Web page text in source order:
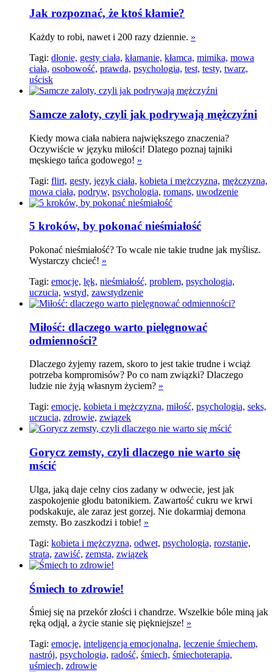
Jak rozpoznać, że ktoś kłamie?
Każdy to robi, nawet i 200 razy dziennie. »
Tagi: dłonie, gesty ciała, kłamanie, kłamca, mimika, mowa
ciała, osobowość, prawda, psychologia, test, testy, twarz,
uścisk
Samcze zaloty, czyli jak podrywają mężczyźni
Kiedy mowa ciała nabiera największego znaczenia?
Oczywiście w języku miłości! Dlatego poznaj tajniki
męskiego tańca godowego! »
Tagi: flirt, gesty, język ciała, kobieta i mężczyzna, mężczyzna,
mowa ciała, podryw, psychologia, romans, uwodzenie
5 kroków, by pokonać nieśmiałość
Pokonać nieśmiałość? To wcale nie takie trudne jak myślisz.
Wystarczy chcieć! »
Tagi: emocje, lęk, nieśmiałość, problem, psychologia,
uczucia, wstyd, zawstydzenie
Miłość: dlaczego warto pielęgnować
odmienności?
Dlaczego żyjemy razem, skoro to jest takie trudne i wciąż
potrzeba kompromisów? Po co nam związki? Dlaczego
ludzie nie żyją własnym życiem? »
Tagi: emocje, kobieta i mężczyzna, miłość, psychologia, seks,
uczucia, zdrowie, związek
Gorycz zemsty, czyli dlaczego nie warto się
mścić
Ulga, jaką daje celny cios zadany w odwecie, jest jak
zaspokojenie głodu batonikiem. Zawartość cukru we krwi
podskakuje, ale zaraz jest gorzej. Nie dokarmiaj demona
zemsty. Bo zaszkodzi i tobie! »
Tagi: kobieta i mężczyzna, odwet, psychologia, rozstanie,
strata, zawiść, zemsta, związek
Śmiech to zdrowie!
Śmiej się na przekór złości i chandrze. Wszelkie bóle miną jak
ręką odjął, a życie stanie się piękniejsze! »
Tagi: emocje, inteligencja emocjonalna, leczenie śmiechem,
nastrój, psychologia, radość, śmiech, śmiechoterapia,
uśmiech, zdrowie